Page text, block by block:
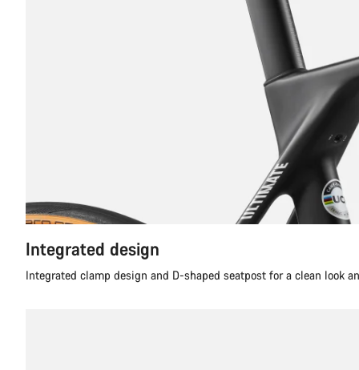
Integrated design
Integrated clamp design and D-shaped seatpost for a clean look